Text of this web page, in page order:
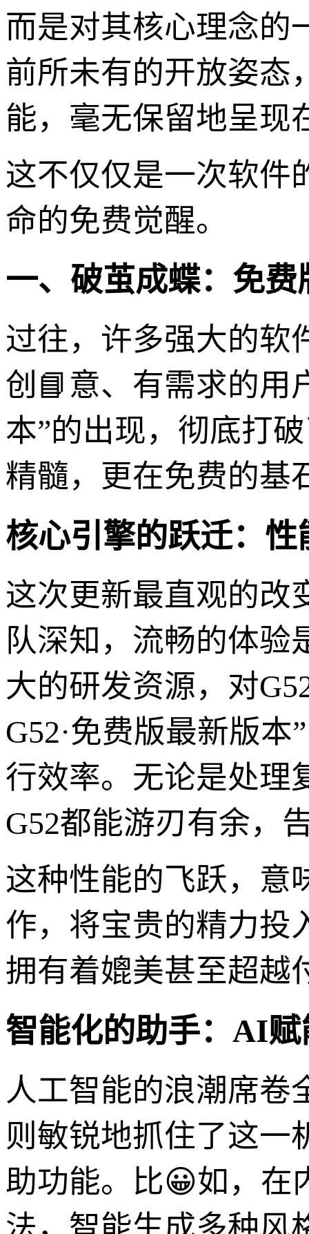
而是对其核心理念的
前所未有的开放姿态
能，毫无保留地呈现
这不仅仅是一次软件
命的免费觉醒。
一、破茧成蝶：免
过往，许多强大的软
创📘意、有需求的用
本”的出现，彻底打
精髓，更在免费的基
核心引擎的跃迁：
这次更新最直观的改
队深知，流畅的体
大的研发资源，对
G52·免费版最新版
行效率。无论是处理
G52都能游刃有余，
这种性能的飞跃，意
作，将宝贵的精力投
拥有着媲美甚至超越
智能化的助手：AI
人工智能的浪潮席卷
则敏锐地抓住了这一
助功能。比😀如，在